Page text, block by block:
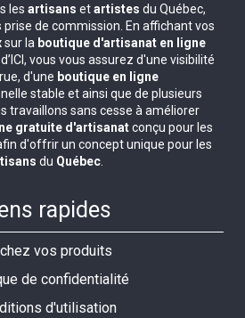
les artisans etartistes du Québec,
de commission. En affichant vos
sur la boutique d'artisanat en ligne
vous vous assurez d'une visibilité
d'une boutique en ligne
stable et ainsi que de plusieurs
travaillons sans cesse à améliorer
gratuite d'artisanatconçu pour les
d'offrir un concept unique pour les
du Québec
rapides
vos produits
de confidentialité
d'utilisation